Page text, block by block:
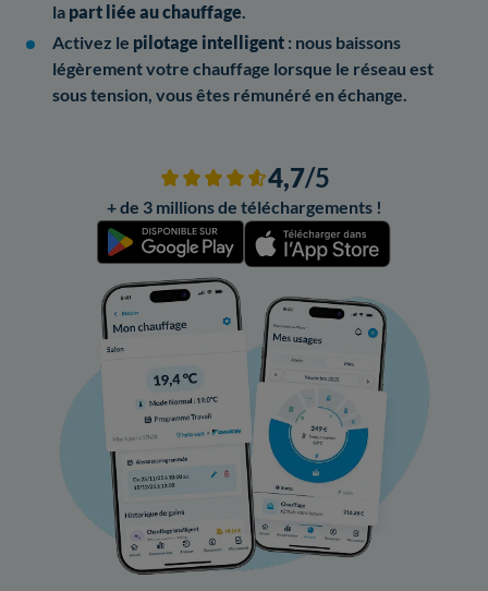
la part liée au chauffage.
Activez le pilotage intelligent : nous baissons
légèrement votre chauffage lorsque le réseau est
sous tension, vous êtes rémunéré en échange.
4,7/5
+ de 3 millions de téléchargements !